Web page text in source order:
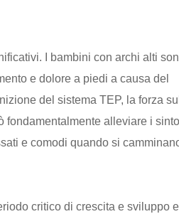
I bambini con archi alti
e dolore a piedi a causa del
del sistema TEP, la forza sul
fondamentalmente alleviare i
e comodi quando si
critico di crescita e sviluppo